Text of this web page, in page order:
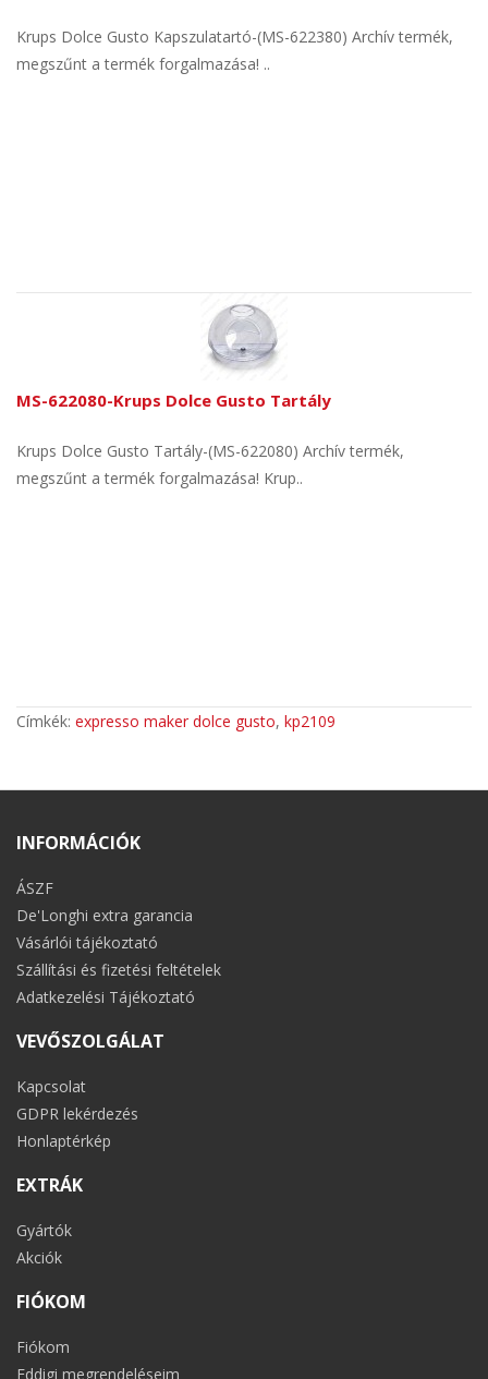
Krups Dolce Gusto Kapszulatartó-(MS-622380) Archív termék,
megszűnt a termék forgalmazása! ..
MS-622080-Krups Dolce Gusto Tartály
Krups Dolce Gusto Tartály-(MS-622080) Archív termék,
megszűnt a termék forgalmazása! Krup..
Címkék: expresso maker dolce gusto, kp2109
INFORMÁCIÓK
ÁSZF
De'Longhi extra garancia
Vásárlói tájékoztató
Szállítási és fizetési feltételek
Adatkezelési Tájékoztató
VEVŐSZOLGÁLAT
Kapcsolat
GDPR lekérdezés
Honlaptérkép
EXTRÁK
Gyártók
Akciók
FIÓKOM
Fiókom
Eddigi megrendeléseim